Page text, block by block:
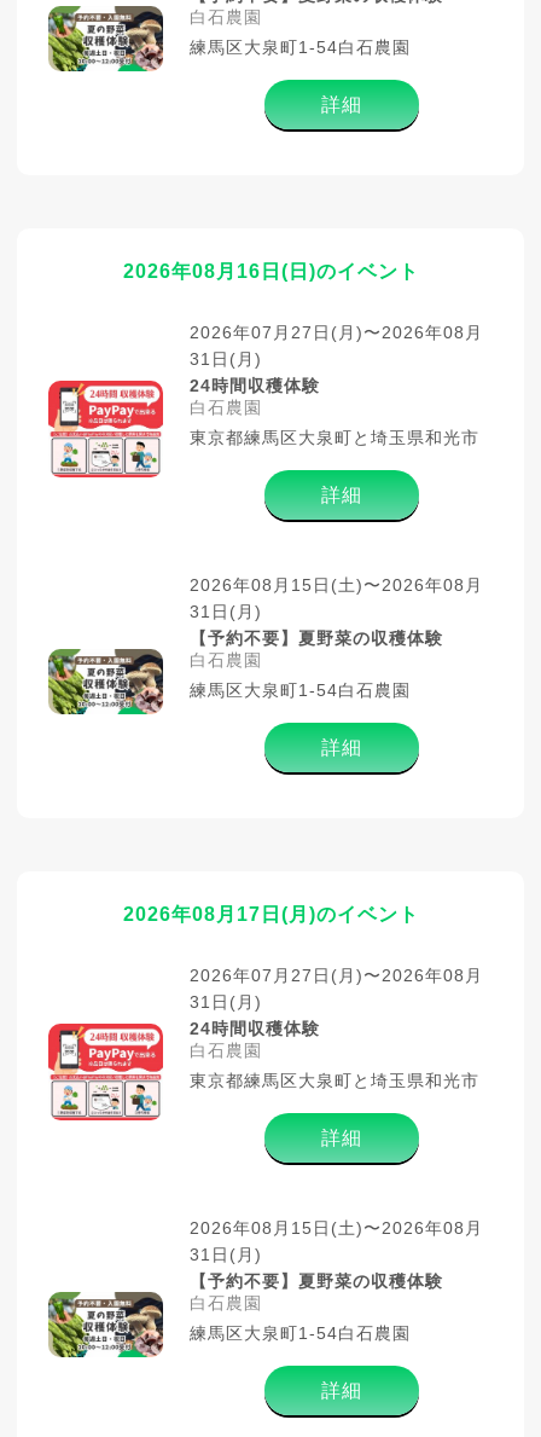
白石農園
練馬区大泉町1-54白石農園
詳細
2026年08月16日(日)のイベント
2026年07月27日(月)〜2026年08月
31日(月)
24時間収穫体験
白石農園
東京都練馬区大泉町と埼玉県和光市
詳細
2026年08月15日(土)〜2026年08月
31日(月)
【予約不要】夏野菜の収穫体験
白石農園
練馬区大泉町1-54白石農園
詳細
2026年08月17日(月)のイベント
2026年07月27日(月)〜2026年08月
31日(月)
24時間収穫体験
白石農園
東京都練馬区大泉町と埼玉県和光市
詳細
2026年08月15日(土)〜2026年08月
31日(月)
【予約不要】夏野菜の収穫体験
白石農園
練馬区大泉町1-54白石農園
詳細